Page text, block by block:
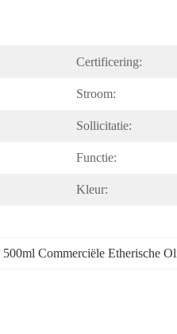
Certificering:
Stroom:
Sollicitatie:
Functie:
Kleur:
500ml Commerciële Etherische